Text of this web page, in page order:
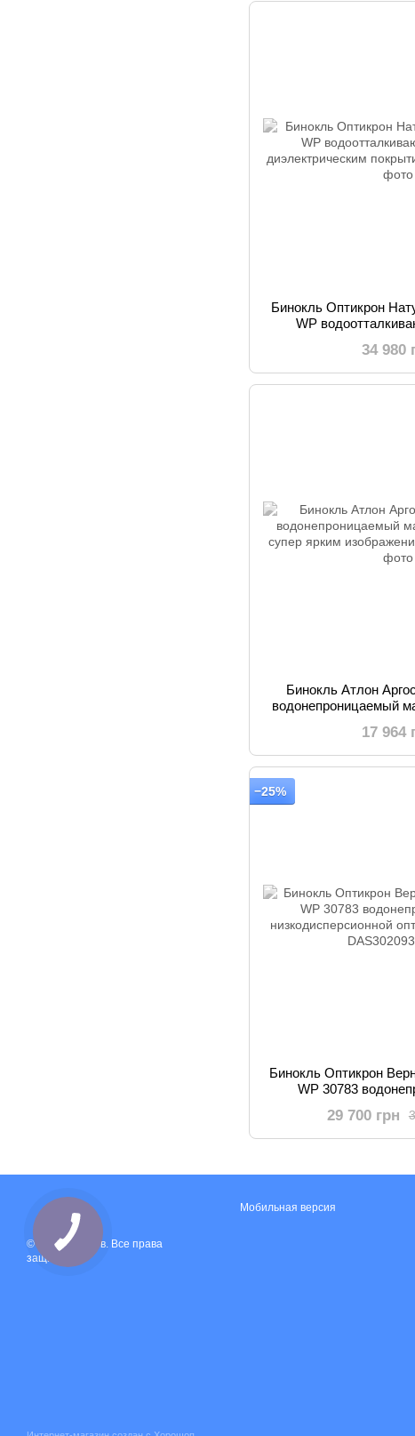
Бинокль Оптикрон
WP
34 980
Бинокль Атлон
водонепроницаемый
17 964
−25%
Бинокль Оптикрон
WP 30783
29 700 грн
© 2024, Прилив. Все права
защищены.
Мобильная версия